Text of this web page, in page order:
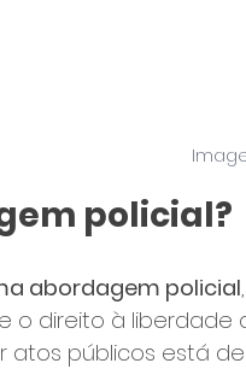
policial?
abordagem policial
o direito à liberdade
públicos está